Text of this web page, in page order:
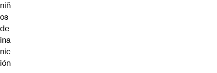
niñ
os
de
ina
nic
ión